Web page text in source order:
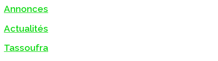
Annonces
Actualités
Tassoufra